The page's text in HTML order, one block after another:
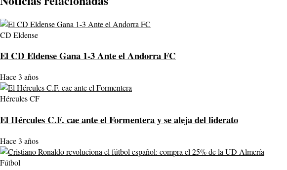
CD Eldense
El CD Eldense Gana 1-3 Ante el Andorra FC
Hace 3 años
Hércules CF
El Hércules C.F. cae ante el Formentera y se aleja del liderato
Hace 3 años
Fútbol